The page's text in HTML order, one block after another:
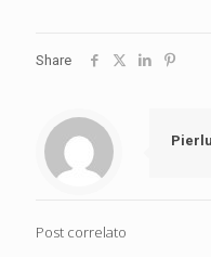
Share
Post correlato